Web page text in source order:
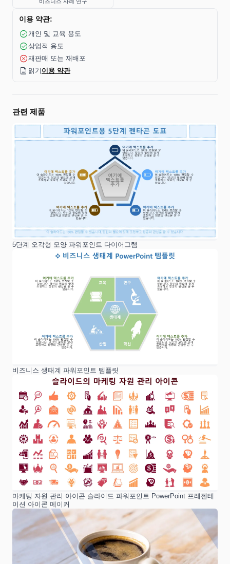
이용 약관:
check_circle 개인 및 교육 용도
check_circle상업적 용도
cancel재판매 또는 재배포
description 읽기 이용 약관
관련 제품
5단계 오각형 모양 파워포인트 다이어그램
비즈니스 생태계 파워포인트 템플릿
마케팅 자원 관리 아이콘 슬라이드 파워포인트 PowerPoint 프레젠테
이션 아이콘 메이커